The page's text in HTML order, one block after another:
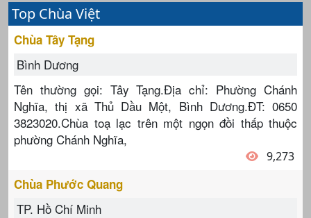
Top Chùa Việt
Chùa Tây Tạng
Bình Dương
Tên thường gọi: Tây Tạng.Địa chỉ: Phường Chánh
Nghĩa, thị xã Thủ Dầu Một, Bình Dương.ĐT: 0650
3823020.Chùa toạ lạc trên một ngọn đồi thấp thuộc
phường Chánh Nghĩa,
9,273
Chùa Phước Quang
TP. Hồ Chí Minh